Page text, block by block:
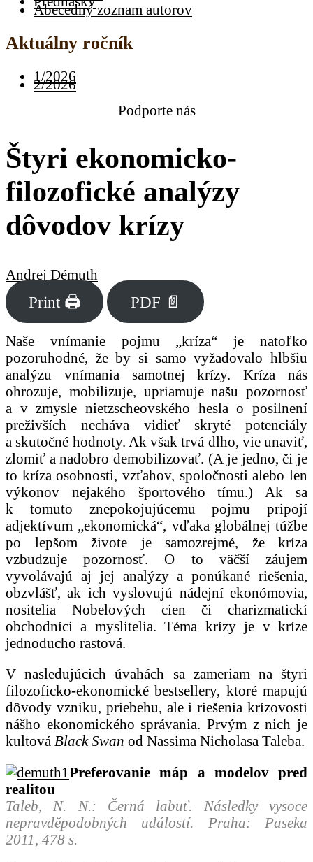
Abecedný zoznam autorov
Aktuálny ročník
1/2026
2/2026
Podporte nás
Štyri ekonomicko-
filozofické analýzy
dôvodov krízy
Andrej Démuth
Print 🖨 PDF 📄
Naše vnímanie pojmu „kríza“ je natoľko
pozoruhodné, že by si samo vyžadovalo hlbšiu
analýzu vnímania samotnej krízy. Kríza nás
ohrozuje, mobilizuje, upriamuje našu pozornosť
a v zmysle nietzscheovského hesla o posilnení
preživších necháva vidieť skryté potenciály
a skutočné hodnoty. Ak však trvá dlho, vie unaviť,
zlomiť a nadobro demobilizovať. (A je jedno, či je
to kríza osobnosti, vzťahov, spoločnosti alebo len
výkonov nejakého športového tímu.) Ak sa
k tomuto znepokojujúcemu pojmu pripojí
adjektívum „ekonomická“, vďaka globálnej túžbe
po lepšom živote je samozrejmé, že kríza
vzbudzuje pozornosť. O to väčší záujem
vyvolávajú aj jej analýzy a ponúkané riešenia,
obzvlášť, ak ich vyslovujú nádejní ekonómovia,
nositelia Nobelových cien či charizmatickí
obchodníci a myslitelia. Téma krízy je v kríze
jednoducho rastová.
V nasledujúcich úvahách sa zameriam na štyri
filozoficko-ekonomické bestsellery, ktoré mapujú
dôvody vzniku, priebehu, ale i riešenia krízovosti
nášho ekonomického správania. Prvým z nich je
kultová Black Swan od Nassima Nicholasa Taleba.
Preferovanie máp a modelov pred
realitou
Taleb, N. N.: Černá labuť. Následky vysoce
nepravděpodobných událostí. Praha: Paseka
2011, 478 s.